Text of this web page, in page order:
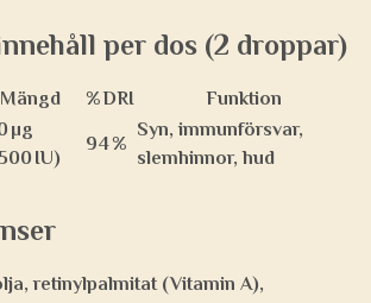
per dos (2 droppar)
Mängd % DRI Funktion
µg
IU)
94 %
Syn, immunförsvar,
slemhinnor, hud
retinylpalmitat (Vitamin A),